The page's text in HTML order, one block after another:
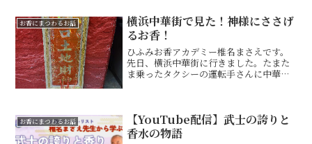
お香にまつわるお話
横浜中華街で見た！神様にささげ
るお香！
ひふみお香アカデミー椎名まさえです。
先日、横浜中華街に行きました。たまた
ま乗ったタクシーの運転手さんに中華街
そうそう！「孤独のグル...
お香にまつわるお話
【YouTube配信】武士の誇りと
香水の物語